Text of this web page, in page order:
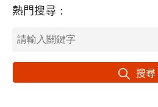
熱門搜尋：
搜尋